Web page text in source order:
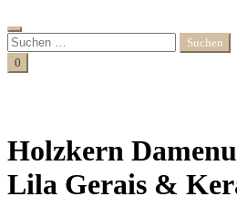
Search
Suchen
nach:
Cart
0
Holzkern
Lila Gerais &